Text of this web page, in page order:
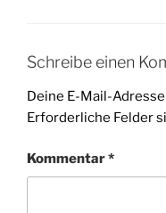
Schreibe einen
Deine E-Mail-
Erforderliche Felder
Kommentar*